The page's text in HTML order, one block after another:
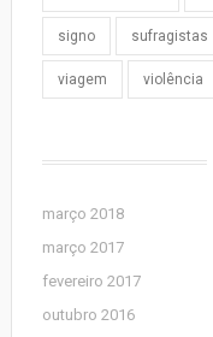
signo sufragistas
viagem violência
março 2018
março 2017
fevereiro 2017
outubro 2016